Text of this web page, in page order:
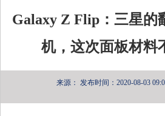
Galaxy Z Flip：三星的
机，这次面板材料
来源： 发布时间：2020-08-03